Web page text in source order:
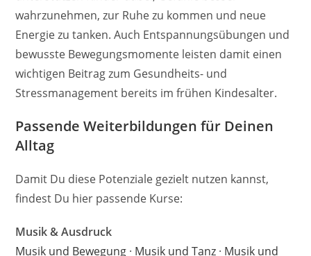
wahrzunehmen, zur Ruhe zu kommen und neue
Energie zu tanken. Auch Entspannungsübungen und
bewusste Bewegungsmomente leisten damit einen
wichtigen Beitrag zum Gesundheits- und
Stressmanagement bereits im frühen Kindesalter.
Passende Weiterbildungen für Deinen
Alltag
Damit Du diese Potenziale gezielt nutzen kannst,
findest Du hier passende Kurse:
Musik & Ausdruck
Musik und Bewegung · Musik und Tanz · Musik und